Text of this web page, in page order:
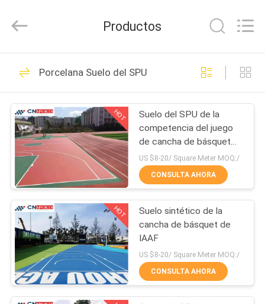
HOGAR
PRODUCTOS
SOBRE
NOSOTROS
VIAJE
DE
LA
FÁBRICA
CONTROL
Materials
Rights
pista corriente de
goma
59
Pista de
funcionamiento de
la PU
74
Productos
Porcelana Suelo del SPU
HOT
Suelo del SPU de la
competencia del juego
de cancha de básquet
del patio
US $8-20/ Square Meter MOQ:/
CONSULTA AHORA
HOT
Suelo sintético de la
cancha de básquet de
IAAF
US $8-20/ Square Meter MOQ:/
CONSULTA AHORA